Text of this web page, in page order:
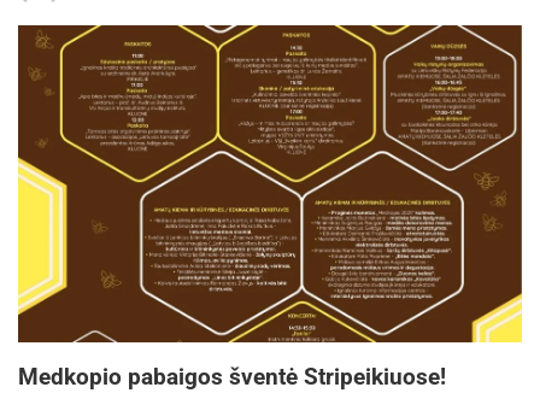
Medkopio pabaigos šventė Stripeikiuose!